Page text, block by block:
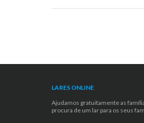
LARES ONLINE
Ajudamos gratuitamente as
procura de um lar para os seus